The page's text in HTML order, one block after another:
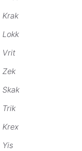
Krak
Lokk
Vrit
Zek
Skak
Trik
Krex
Yis